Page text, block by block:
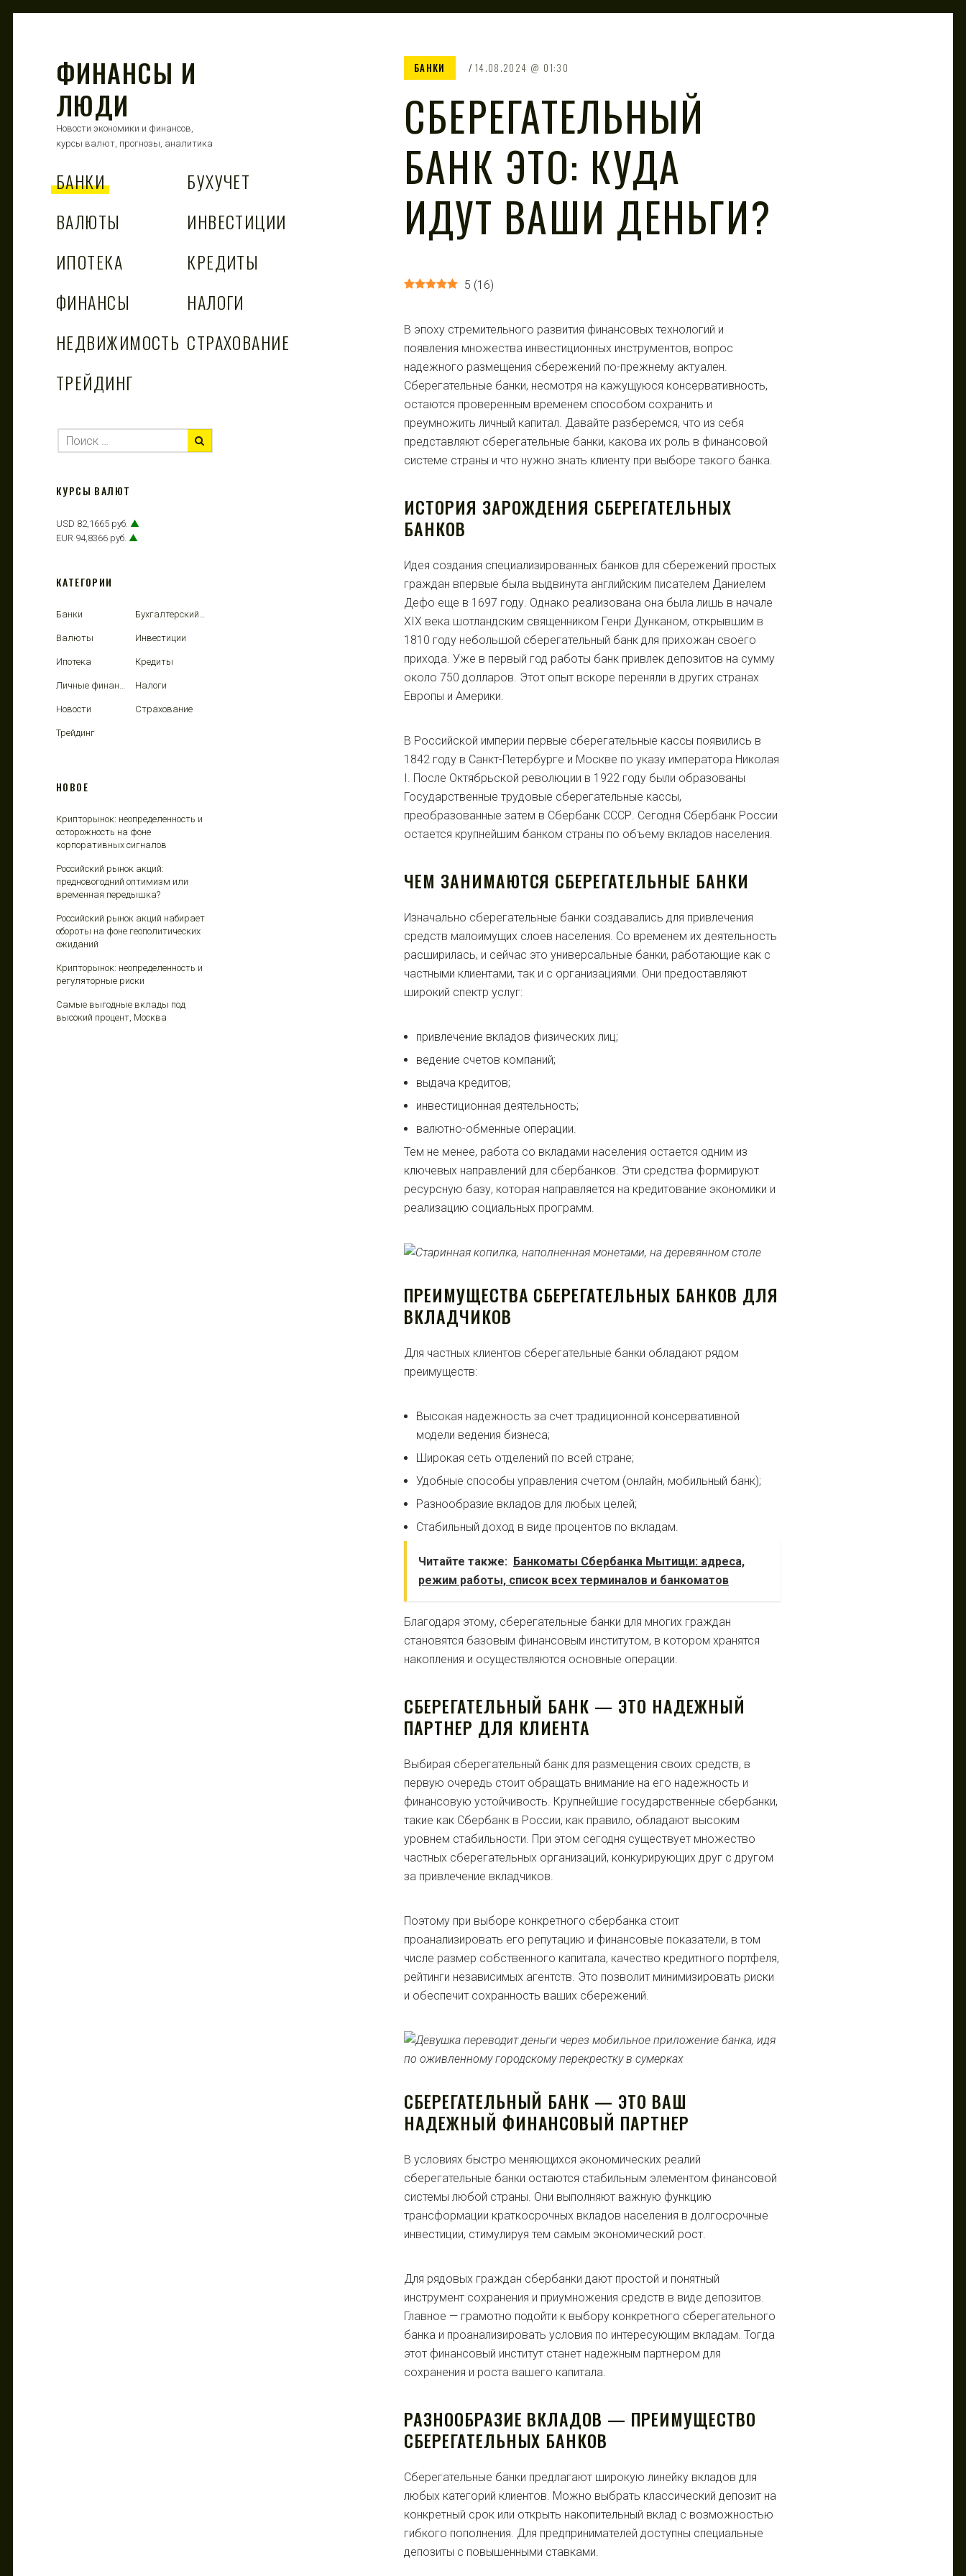
ФИНАНСЫ И
ЛЮДИ
Новости экономики и финансов,
курсы валют, прогнозы, аналитика
БАНКИ
БУХУЧЕТ
ВАЛЮТЫ
ИНВЕСТИЦИИ
ИПОТЕКА
КРЕДИТЫ
ФИНАНСЫ
НАЛОГИ
НЕДВИЖИМОСТЬ СТРАХОВАНИЕ
ТРЕЙДИНГ
БАНКИ 14.08.2024 01:30
СБЕРЕГАТЕЛЬНЫЙ
БАНК ЭТО: КУДА
ИДУТ ВАШИ ДЕНЬГИ?
5 (16)
В эпоху стремительного развития финансовых технологий и
появления множества инвестиционных инструментов, вопрос
надежного размещения сбережений по-прежнему актуален.
Сберегательные банки, несмотря на кажущуюся консервативность,
остаются проверенным временем способом сохранить и
преумножить личный капитал. Давайте разберемся, что из себя
представляют сберегательные банки, какова их роль в финансовой
системе страны и что нужно знать клиенту при выборе такого банка.
ИСТОРИЯ ЗАРОЖДЕНИЯ СБЕРЕГАТЕЛЬНЫХ
БАНКОВ
Идея создания специализированных банков для сбережений простых
граждан впервые была выдвинута английским писателем Даниелем
Дефо еще в 1697 году. Однако реализована она была лишь в начале
XIX века шотландским священником Генри Дунканом, открывшим в
1810 году небольшой сберегательный банк для прихожан своего
прихода. Уже в первый год работы банк привлек депозитов на сумму
около 750 долларов. Этот опыт вскоре переняли в других странах
Европы и Америки.
В Российской империи первые сберегательные кассы появились в
1842 году в Санкт-Петербурге и Москве по указу императора Николая
I. После Октябрьской революции в 1922 году были образованы
Государственные трудовые сберегательные кассы,
преобразованные затем в Сбербанк СССР. Сегодня Сбербанк России
остается крупнейшим банком страны по объему вкладов населения.
ЧЕМ ЗАНИМАЮТСЯ СБЕРЕГАТЕЛЬНЫЕ БАНКИ
Изначально сберегательные банки создавались для привлечения
средств малоимущих слоев населения. Со временем их деятельность
расширилась, и сейчас это универсальные банки, работающие как с
частными клиентами, так и с организациями. Они предоставляют
широкий спектр услуг:
привлечение вкладов физических лиц;
ведение счетов компаний;
выдача кредитов;
инвестиционная деятельность;
валютно-обменные операции.
Тем не менее, работа со вкладами населения остается одним из
ключевых направлений для сбербанков. Эти средства формируют
ресурсную базу, которая направляется на кредитование экономики и
реализацию социальных программ.
ПРЕИМУЩЕСТВА СБЕРЕГАТЕЛЬНЫХ БАНКОВ ДЛЯ
ВКЛАДЧИКОВ
Для частных клиентов сберегательные банки обладают рядом
преимуществ:
Высокая надежность за счет традиционной консервативной
модели ведения бизнеса;
Широкая сеть отделений по всей стране;
Удобные способы управления счетом (онлайн, мобильный банк);
Разнообразие вкладов для любых целей;
Стабильный доход в виде процентов по вкладам.
Читайте также: Банкоматы Сбербанка Мытищи: адреса,
режим работы, список всех терминалов и банкоматов
Благодаря этому, сберегательные банки для многих граждан
становятся базовым финансовым институтом, в котором хранятся
накопления и осуществляются основные операции.
СБЕРЕГАТЕЛЬНЫЙ БАНК — ЭТО НАДЕЖНЫЙ
ПАРТНЕР ДЛЯ КЛИЕНТА
Выбирая сберегательный банк для размещения своих средств, в
первую очередь стоит обращать внимание на его надежность и
финансовую устойчивость. Крупнейшие государственные сбербанки,
такие как Сбербанк в России, как правило, обладают высоким
уровнем стабильности. При этом сегодня существует множество
частных сберегательных организаций, конкурирующих друг с другом
за привлечение вкладчиков.
Поэтому при выборе конкретного сбербанка стоит
проанализировать его репутацию и финансовые показатели, в том
числе размер собственного капитала, качество кредитного портфеля,
рейтинги независимых агентств. Это позволит минимизировать риски
и обеспечит сохранность ваших сбережений.
СБЕРЕГАТЕЛЬНЫЙ БАНК — ЭТО ВАШ
НАДЕЖНЫЙ ФИНАНСОВЫЙ ПАРТНЕР
В условиях быстро меняющихся экономических реалий
сберегательные банки остаются стабильным элементом финансовой
системы любой страны. Они выполняют важную функцию
трансформации краткосрочных вкладов населения в долгосрочные
инвестиции, стимулируя тем самым экономический рост.
Для рядовых граждан сбербанки дают простой и понятный
инструмент сохранения и приумножения средств в виде депозитов.
Главное — грамотно подойти к выбору конкретного сберегательного
банка и проанализировать условия по интересующим вкладам. Тогда
этот финансовый институт станет надежным партнером для
сохранения и роста вашего капитала.
РАЗНООБРАЗИЕ ВКЛАДОВ — ПРЕИМУЩЕСТВО
СБЕРЕГАТЕЛЬНЫХ БАНКОВ
Сберегательные банки предлагают широкую линейку вкладов для
любых категорий клиентов. Можно выбрать классический депозит на
конкретный срок или открыть накопительный вклад с возможностью
гибкого пополнения. Для предпринимателей доступны специальные
депозиты с повышенными ставками.
КУРСЫ ВАЛЮТ
USD 82,1665 руб. ▲
EUR 94,8366 руб. ▲
КАТЕГОРИИ
Банки Бухгалтерский учет
Валюты Инвестиции
Ипотека Кредиты
Личные финансы Налоги
Новости Страхование
Трейдинг
НОВОЕ
Крипторынок: неопределенность и
осторожность на фоне
корпоративных сигналов
Российский рынок акций:
предновогодний оптимизм или
временная передышка?
Российский рынок акций набирает
обороты на фоне геополитических
ожиданий
Крипторынок: неопределенность и
регуляторные риски
Самые выгодные вклады под
высокий процент, Москва